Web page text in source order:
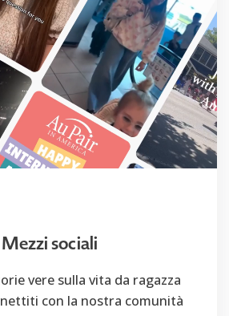
Mezzi sociali
vere sulla vita da ragazza
con la nostra comunità